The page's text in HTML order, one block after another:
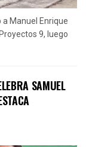
a Manuel Enrique
9, luego
SAMUEL